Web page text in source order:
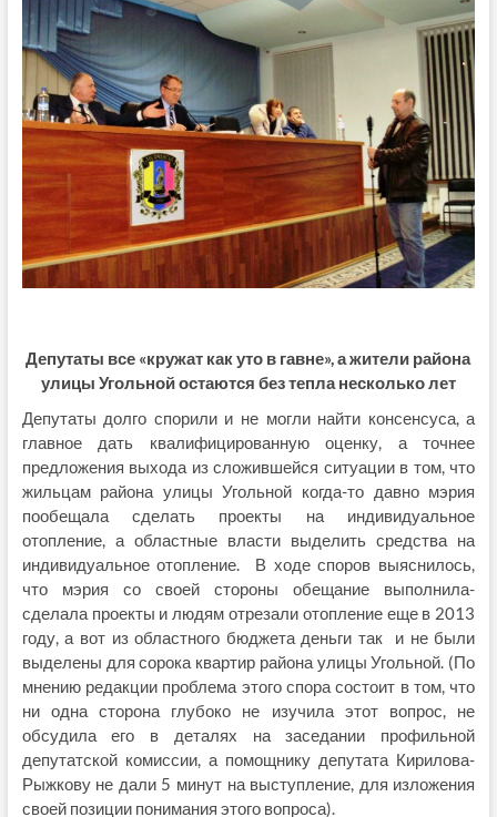
Депутаты все «кружат как уто в гавне», а жители района
улицы Угольной остаются без тепла несколько лет
Депутаты долго спорили и не могли найти консенсуса, а
главное дать квалифицированную оценку, а точнее
предложения выхода из сложившейся ситуации в том, что
жильцам района улицы Угольной когда-то давно мэрия
пообещала сделать проекты на индивидуальное
отопление, а областные власти выделить средства на
индивидуальное отопление. В ходе споров выяснилось,
что мэрия со своей стороны обещание выполнила-
сделала проекты и людям отрезали отопление еще в 2013
году, а вот из областного бюджета деньги так и не были
выделены для сорока квартир района улицы Угольной. (По
мнению редакции проблема этого спора состоит в том, что
ни одна сторона глубоко не изучила этот вопрос, не
обсудила его в деталях на заседании профильной
депутатской комиссии, а помощнику депутата Кирилова-
Рыжкову не дали 5 минут на выступление, для изложения
своей позиции понимания этого вопроса).